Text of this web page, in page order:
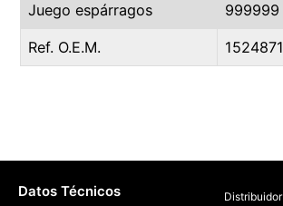
Juego espárragos 999999
Ref. O.E.M. 1524871
Distribuidor
Datos Técnicos